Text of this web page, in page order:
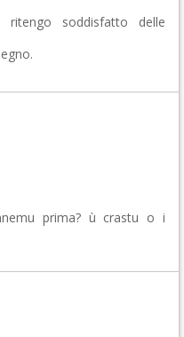
soddisfatto delle
prima? ù crastu o i